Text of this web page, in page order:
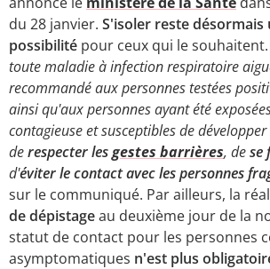
du 28 janvier. S'isoler reste désormais
possibilité pour ceux qui le
toute maladie à infection respiratoire
recommandé aux personnes testées
ainsi qu'aux personnes ayant été
contagieuse et susceptibles de
derespecter lesgestes barrières, dese
d'éviter le contact avec les personnes
sur le communiqué. Par ailleurs, la
de dépistageau deuxième jour de la
statut de contact pour les personnes
asymptomatiques n'est plus